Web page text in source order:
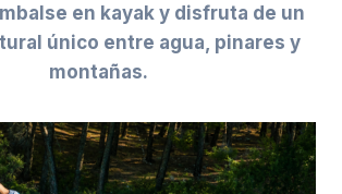
en kayak y disfruta de un
único entre agua, pinares y
montañas.